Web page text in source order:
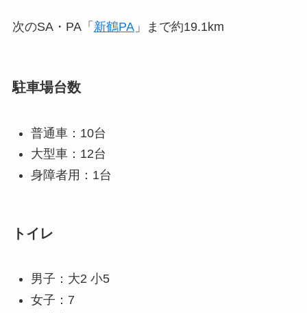
次のSA・PA「 新鶴PA」まで約19.1km
駐車場台数
普通車：10台
大型車：12台
身障者用：1台
トイレ
男子：大2 小5
女子：7